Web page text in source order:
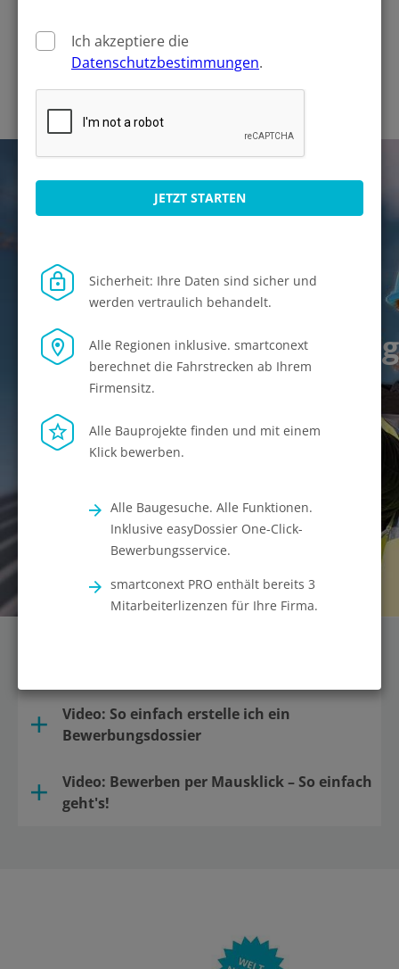
VORSCHAU
1-CLICK-BEWERBUNG
Serienbriefe?
Firmenwebseite?
Automatische
Video: So einfach erstelle ich ein
Bewerbungsdossier
Video: Bewerben per Mausklick – So einfach
geht's!
Ich akzeptiere die
Datenschutzbestimmungen.
JETZT STARTEN
Sicherheit: Ihre Daten sind sicher und
werden vertraulich behandelt.
Alle Regionen inklusive. smartconext
berechnet die Fahrstrecken ab Ihrem
Firmensitz.
Alle Bauprojekte finden und mit einem
Klick bewerben.
Alle Baugesuche. Alle Funktionen.
Inklusive easyDossier One-Click-
Bewerbungsservice.
smartconext PRO enthält bereits 3
Mitarbeiterlizenzen für Ihre Firma.